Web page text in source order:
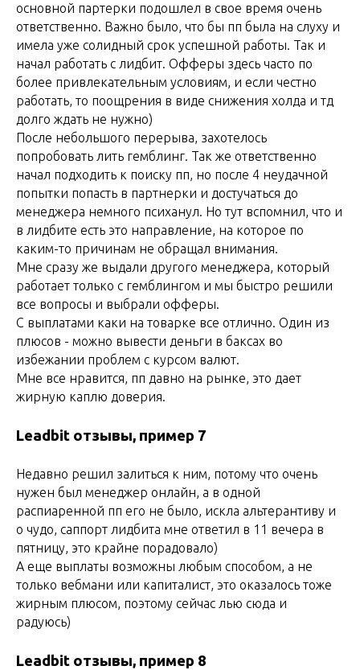
основной партерки подошлел в свое время очень
ответственно. Важно было, что бы пп была на слуху и
имела уже солидный срок успешной работы. Так и
начал работать с лидбит. Офферы здесь часто по
более привлекательным условиям, и если честно
работать, то поощрения в виде снижения холда и тд
долго ждать не нужно)
После небольшого перерыва, захотелось
попробовать лить гемблинг. Так же ответственно
начал подходить к поиску пп, но после 4 неудачной
попытки попасть в партнерки и достучаться до
менеджера немного психанул. Но тут вспомнил, что и
в лидбите есть это направление, на которое по
каким-то причинам не обращал внимания.
Мне сразу же выдали другого менеджера, который
работает только с гемблингом и мы быстро решили
все вопросы и выбрали офферы.
С выплатами каки на товарке все отлично. Один из
плюсов - можно вывести деньги в баксах во
избежании проблем с курсом валют.
Мне все нравится, пп давно на рынке, это дает
жирную каплю доверия.
Leadbit отзывы, пример 7
Недавно решил залиться к ним, потому что очень
нужен был менеджер онлайн, а в одной
распиаренной пп его не было, искла альтерантиву и
о чудо, саппорт лидбита мне ответил в 11 вечера в
пятницу, это крайне порадовало)
А еще выплаты возможны любым способом, а не
только вебмани или капиталист, это оказалось тоже
жирным плюсом, поэтому сейчас лью сюда и
радуюсь)
Leadbit отзывы, пример 8